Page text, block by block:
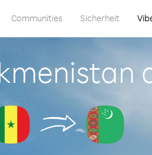
Communities Sicherheit